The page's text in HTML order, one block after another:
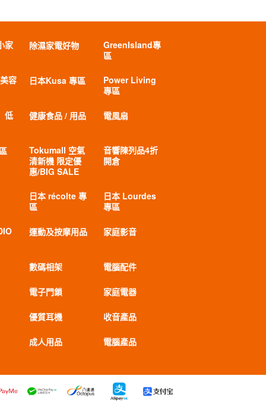
家 除濕家電好物
GreenIsland專
區
容 日本Kusa 專區
Power Living
專區
低 健康食品 / 用品 電風扇
Tokumall 空氣
清新機 限定優
惠/BIG SALE
音響陳列品4折
開倉
日本 récolte 專
區
日本 Lourdes
專區
運動及按摩用品 家庭影音
數碼相架 電腦配件
電子門鎖 家庭電器
優質耳機 收音產品
成人用品 電腦產品